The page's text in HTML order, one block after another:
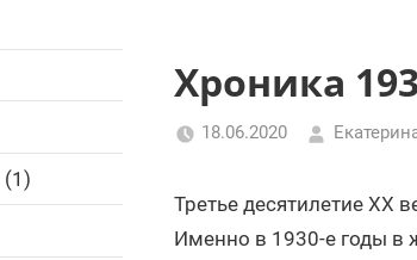
Хроника
18.06.2020
Третье десятилетие XX
Именно в 1930-е годы в
(1)